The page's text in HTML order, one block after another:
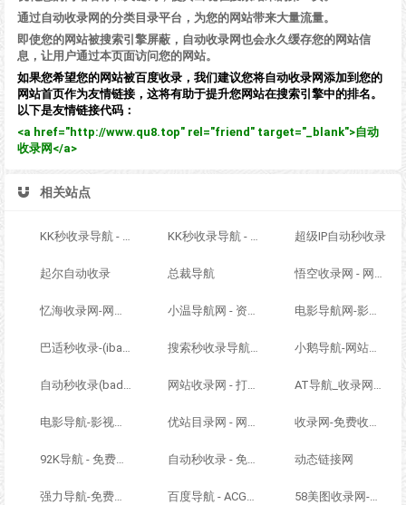
通过自动收录网的分类目录平台，为您的网站带来大量流量。
即使您的网站被搜索引擎屏蔽，自动收录网也会永久缓存您的网站信
息，让用户通过本页面访问您的网站。
如果您希望您的网站被百度收录，我们建议您将自动收录网添加到您的
网站首页作为友情链接，这将有助于提升您网站在搜索引擎中的排名。
以下是友情链接代码：
<a href="http://www.qu8.top" rel="friend" target="_blank">自动
收录网</a>
相关站点
KK秒收录导航 - ACG萌次元丨ACG导航网丨二次元导航丨资源网导航丨福利网址导航 - KK秒收录导航网 KK秒收录导航 - ACG萌次元丨ACG导航网丨二次元导航丨资源网导航丨福利网址导航 - KK秒收录导航网 超级IP自动秒收录
起尔自动收录 总裁导航 悟空收录网 - 网址导航大全 | 网站免费收录 | 软文外链发布平台
忆海收录网-网址外链_自动收录网站_自助友情链接平台_网站广告_软文发布_站长交易_站长资源 小温导航网 - 资源网址导航，汇集各大资源网，全网优质教程技术网，搜集资源就从这里开始 电影导航网-影视导航-电影搜索-影视搜索-电影站收录
巴适秒收录-(ibashi.net) - 巴适导航分类网站目录 - 自助网址提交自动收录 搜索秒收录导航 - ACG萌次元丨ACG导航网丨二次元导航丨资源网导航丨福利网址导航 - SS秒收录导航网 小鹅导航-网站收录-自动收录网-网址收录-自动秒收录
自动秒收录(badfl.com) - 全自动秒收录网 网站收录网 - 打造最与众不同的站点收录网 AT导航_收录网_免费收录网站_自动收录网_秒收录
电影导航-影视导航-电影站收录-自动收录网-网站收录 优站目录网 - 网址导航分类网站目录 - 自助网址提交自动收录 收录网-免费收录正规网站-免费发布软文
92K导航 - 免费自动秒收录网址导航 自动秒收录 - 免费自动秒收录网址导航 动态链接网
强力导航-免费网站分类导航，提交收录，秒收录 百度导航 - ACG萌次元丨ACG导航网丨二次元导航丨资源网导航丨福利网址导航 - BaiDu导航 58美图收录网-自动收录网站-流量交换-自动链